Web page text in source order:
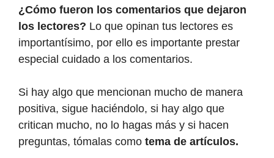
¿Cómo fueron los comentarios que dejaron
los lectores? Lo que opinan tus lectores es
importantísimo, por ello es importante prestar
especial cuidado a los comentarios.
Si hay algo que mencionan mucho de manera
positiva, sigue haciéndolo, si hay algo que
critican mucho, no lo hagas más y si hacen
preguntas, tómalas como tema de artículos.